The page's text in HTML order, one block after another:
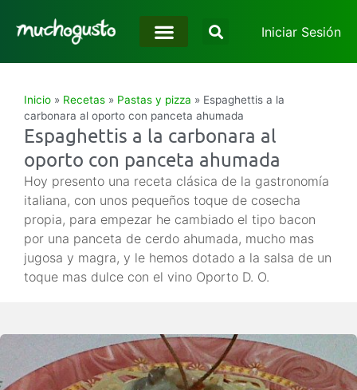
Iniciar Sesión
Inicio » Recetas » Pastas y pizza » Espaghettis a la
carbonara al oporto con panceta ahumada
Espaghettis a la carbonara al
oporto con panceta ahumada
Hoy presento una receta clásica de la gastronomía
italiana, con unos pequeños toque de cosecha
propia, para empezar he cambiado el tipo bacon
por una panceta de cerdo ahumada, mucho mas
jugosa y magra, y le hemos dotado a la salsa de un
toque mas dulce con el vino Oporto D. O.